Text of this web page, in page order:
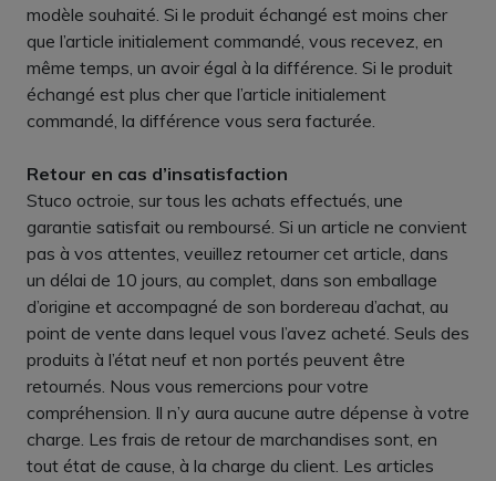
modèle souhaité. Si le produit échangé est moins cher
que l’article initialement commandé, vous recevez, en
même temps, un avoir égal à la différence. Si le produit
échangé est plus cher que l’article initialement
commandé, la différence vous sera facturée.
Retour en cas d’insatisfaction
Stuco octroie, sur tous les achats effectués, une
garantie satisfait ou remboursé. Si un article ne convient
pas à vos attentes, veuillez retourner cet article, dans
un délai de 10 jours, au complet, dans son emballage
d’origine et accompagné de son bordereau d’achat, au
point de vente dans lequel vous l’avez acheté. Seuls des
produits à l’état neuf et non portés peuvent être
retournés. Nous vous remercions pour votre
compréhension. Il n’y aura aucune autre dépense à votre
charge. Les frais de retour de marchandises sont, en
tout état de cause, à la charge du client. Les articles